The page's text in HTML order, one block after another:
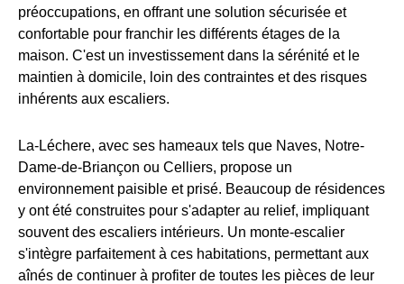
préoccupations, en offrant une solution sécurisée et
confortable pour franchir les différents étages de la
maison. C'est un investissement dans la sérénité et le
maintien à domicile, loin des contraintes et des risques
inhérents aux escaliers.
La-Léchere, avec ses hameaux tels que Naves, Notre-
Dame-de-Briançon ou Celliers, propose un
environnement paisible et prisé. Beaucoup de résidences
y ont été construites pour s'adapter au relief, impliquant
souvent des escaliers intérieurs. Un monte-escalier
s'intègre parfaitement à ces habitations, permettant aux
aînés de continuer à profiter de toutes les pièces de leur